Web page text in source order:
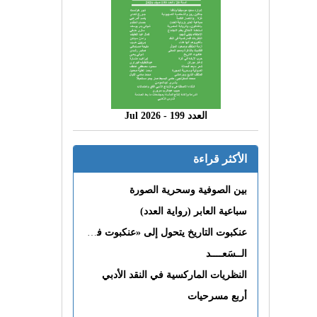
العدد 199 - 2026 Jul
الأكثر قراءة
بين الصوفية وسحرية الصورة
سباعية العابر (رواية العدد)
عنكبوت التاريخ يتحول إلى «عنكبوت فى القلب»
الــسَعــــد
النظريات الماركسية في النقد الأدبي
أربع مسرحيات